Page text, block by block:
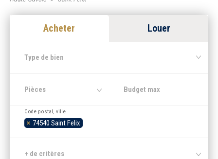
Estimer
Recherche par ville
Acheter Louer
Type de bien
Pièces
× 74540 Saint Felix
Code postal, ville
+ de critères